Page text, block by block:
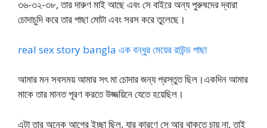
৩৬-৩২-৩৮, তার দারুণ মাই আছে এবং সে বাইরে অন্য পুরুষদের দ্বারা
চোদাচুদি করে তার পাছা মোটা এবং সরস করে তুলেছে।
real sex story bangla এক বন্ধুর মেয়ের রাউন্ড পাছা
আমার মন সবসময় আমার সৎ মা চোদার জন্য প্রস্তুত ছিল।একদিন আমার
মাকে তার মানত পূরণ করতে উজ্জয়িনে যেতে হয়েছিল।
এটা তার অনেক আগের ইচ্ছা ছিল, যার কারণে সে আর থাকতে চায় না, তাই